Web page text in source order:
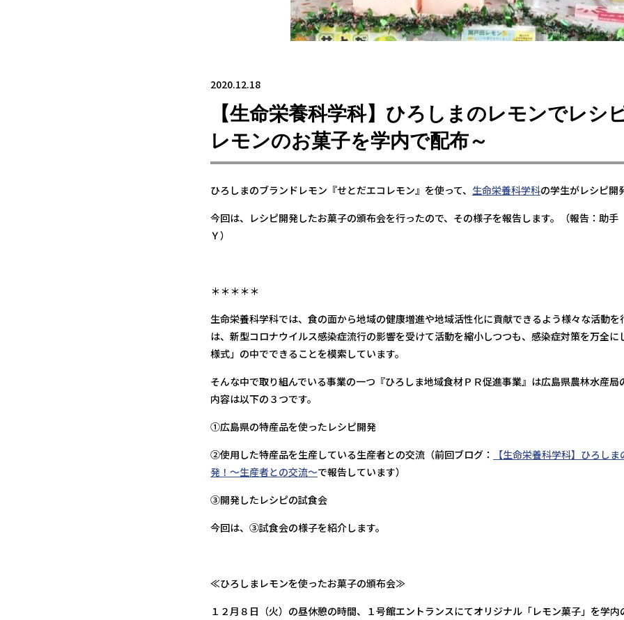
2020.12.18
【生命栄養科学科】ひろしまのレモンでレシ
レモンのお菓子を学内で配布～
ひろしまのブランドレモン『せとだエコレモン』を使って、 生命栄養科学科の学生がレシピ開
今回は、レシピ開発したお菓子の頒布会を行ったので、その様子を報告します。（報告：助手
Ｙ）
＊＊＊＊＊
生命栄養科学科では、食の面から地域の健康増進や地域活性化に貢献できるよう様々な活動を
は、新型コロナウイルス感染症流行の影響を受けて活動を縮小しつつも、感染症対策を万全に
様式」の中でできることを模索しています。
そんな中で取り組んでいる事業の一つ『ひろしま地域食材ＰＲ促進事業』は広島県農林水産局
内容は以下の３つです。
①広島県の特産品を使ったレシピ開発
②使用した特産品を生産している生産者との交流（前回ブログ：
【生命栄養科学科】ひろし
発！～生産者との交流～で報告しています）
③開発したレシピの試食会
今回は、③試食会の様子を紹介します。
≪ひろしまレモンを使ったお菓子の頒布会≫
１２月８日（火）の昼休憩の時間、１号館エントランスにてオリジナル「レモン菓子」を学